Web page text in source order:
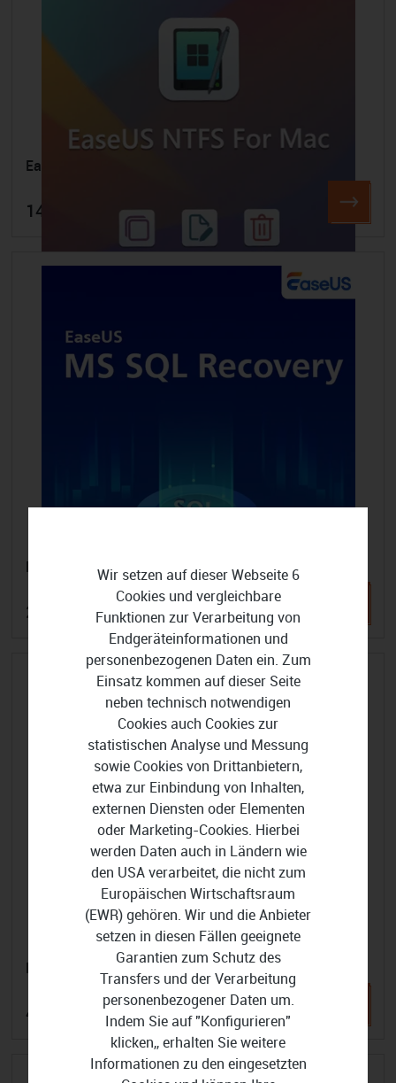
EaseUS NTFS for Mac
14,95 €
EaseUS MS SQL Recovery
23,25 €
EaseUS Partition Recovery
49,95 €
Wir setzen auf dieser Webseite 6
Cookies und vergleichbare
Funktionen zur Verarbeitung von
Endgeräteinformationen und
personenbezogenen Daten ein. Zum
Einsatz kommen auf dieser Seite
neben technisch notwendigen
Cookies auch Cookies zur
statistischen Analyse und Messung
sowie Cookies von Drittanbietern,
etwa zur Einbindung von Inhalten,
externen Diensten oder Elementen
oder Marketing-Cookies. Hierbei
werden Daten auch in Ländern wie
den USA verarbeitet, die nicht zum
Europäischen Wirtschaftsraum
(EWR) gehören. Wir und die Anbieter
setzen in diesen Fällen geeignete
Garantien zum Schutz des
Transfers und der Verarbeitung
personenbezogener Daten um.
Indem Sie auf "Konfigurieren"
klicken,, erhalten Sie weitere
Informationen zu den eingesetzten